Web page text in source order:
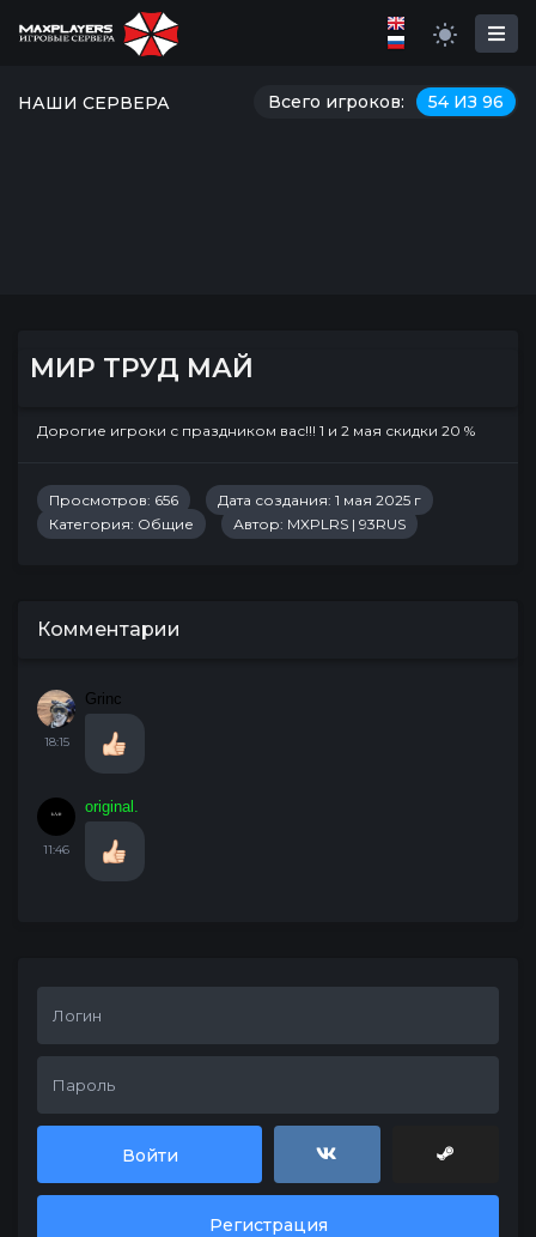
Всего игроков: 54 ИЗ 96
НАШИ СЕРВЕРА
МИР ТРУД МАЙ
Дорогие игроки с праздником вас!!! 1 и 2 мая скидки 20 %
Просмотров: 656
Дата создания: 1 мая 2025 г
Категория: Общие Автор: MXPLRS | 93RUS
Комментарии
18:15
Grinc
11:46
original.
Войти
Регистрация